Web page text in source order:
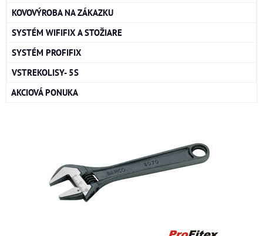
KOVOVÝROBA NA ZÁKAZKU
SYSTÉM WIFIFIX A STOŽIARE
SYSTÉM PROFIFIX
VSTREKOLISY- 5S
AKCIOVÁ PONUKA